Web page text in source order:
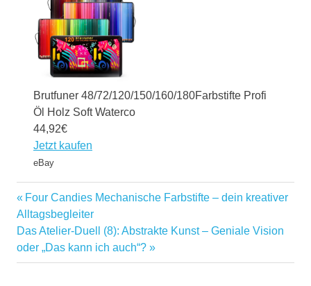
Brutfuner 48/72/120/150/160/180Farbstifte Profi
Öl Holz Soft Waterco
44,92€
Jetzt kaufen
eBay
asiatische
Marken
Beitragsnavigation
Vorheriger
Beitrag:
Four Candies Mechanische Farbstifte – dein kreativer
Alltagsbegleiter
Nächster
Beitrag:
Das Atelier-Duell (8): Abstrakte Kunst – Geniale Vision
oder „Das kann ich auch“?